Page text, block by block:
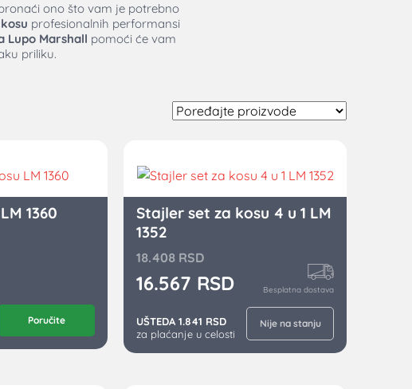
ono što vam je potrebno
profesionalnih performansi
Lupo Marshall pomoći će vam
priliku.
1360
Poručite
Stajler set za kosu 4 u 1 LM
1352
18.408 RSD
16.567 RSD Besplatna dostava
UŠTEDA 1.841 RSD
za plaćanje u celosti
Nije na stanju